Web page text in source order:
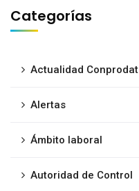
Categorías
Actualidad Conprodat
Alertas
Ámbito laboral
Autoridad de Control